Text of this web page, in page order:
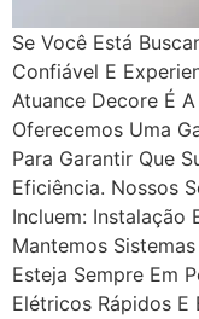
Se Você Está
Confiável E
Atuance Decore É
Oferecemos Uma
Para Garantir Que
Eficiência. Nossos
Incluem: Instalação
Mantemos
Esteja Sempre Em
Elétricos Rápidos E